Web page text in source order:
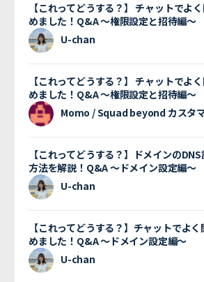
【これってどうする？】 チャットでよ
めました！Q&A 〜権限設定と招待編〜
U-chan
【これってどうする？】 チャットでよ
めました！Q&A 〜権限設定と招待編〜
Momo / Squad beyond カスタ
【これってどうする？】ドメインの
方法を解説！Q&A 〜ドメイン設定編〜
U-chan
【これってどうする？】チャットでよ
めました！Q&A 〜ドメイン設定編〜
U-chan